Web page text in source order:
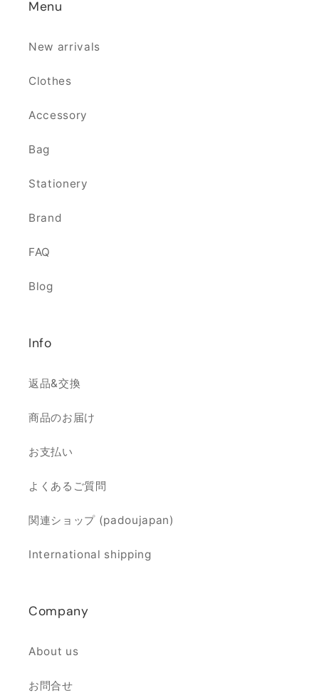
Menu
New arrivals
Clothes
Accessory
Bag
Stationery
Brand
FAQ
Blog
Info
返品&交換
商品のお届け
お支払い
よくあるご質問
関連ショップ (padoujapan)
International shipping
Company
About us
お問合せ